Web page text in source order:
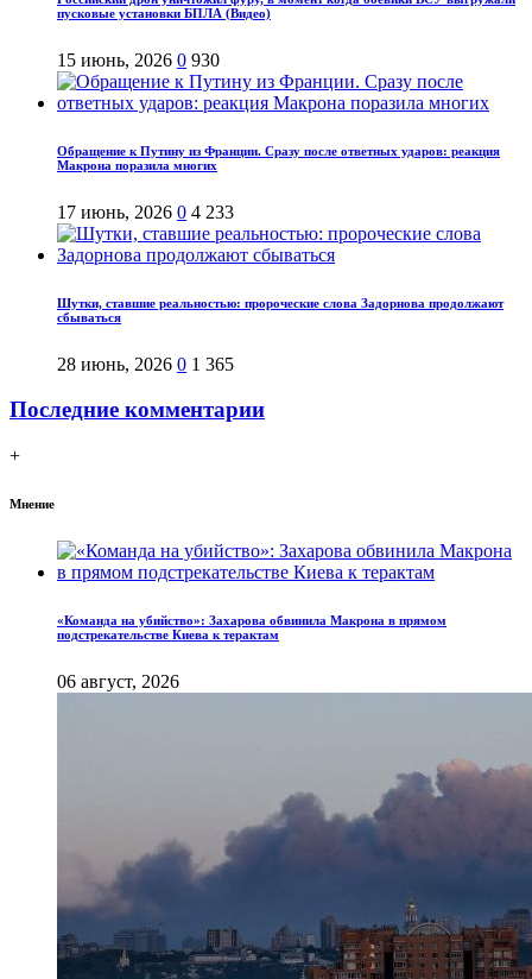
пусковые установки БПЛА (Видео)
15 июнь, 2026 0 930
Обращение к Путину из Франции. Сразу после ответных ударов: реакция
Макрона поразила многих
17 июнь, 2026 0 4 233
Шутки, ставшие реальностью: пророческие слова Задорнова продолжают
сбываться
28 июнь, 2026 0 1 365
Последние комментарии
+
Мнение
«Команда на убийство»: Захарова обвинила Макрона в прямом
подстрекательстве Киева к терактам
06 август, 2026